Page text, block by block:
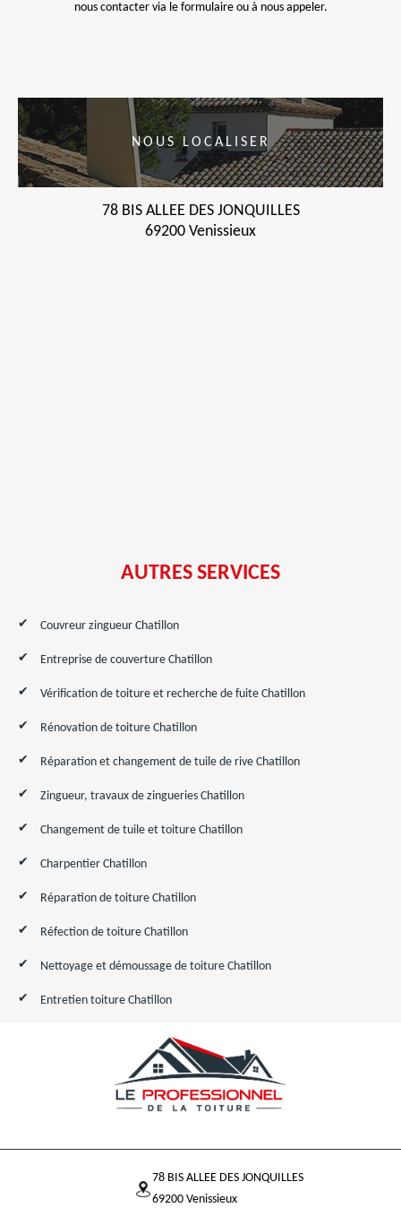
nous contacter via le formulaire ou à nous appeler.
NOUS LOCALISER
78 BIS ALLEE DES JONQUILLES
69200 Venissieux
AUTRES SERVICES
Couvreur zingueur Chatillon
Entreprise de couverture Chatillon
Vérification de toiture et recherche de fuite Chatillon
Rénovation de toiture Chatillon
Réparation et changement de tuile de rive Chatillon
Zingueur, travaux de zingueries Chatillon
Changement de tuile et toiture Chatillon
Charpentier Chatillon
Réparation de toiture Chatillon
Réfection de toiture Chatillon
Nettoyage et démoussage de toiture Chatillon
Entretien toiture Chatillon
78 BIS ALLEE DES JONQUILLES
69200 Venissieux